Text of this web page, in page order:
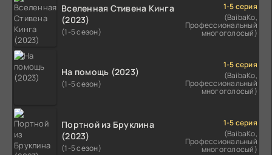
Вселенная Стивена Кинга
(2023)
(1-5 сезон)
1-5 серия
(BaibaKo,
Профессиональный
многоголосый)
На помощь (2023)
(1-5 сезон)
1-5 серия
(BaibaKo,
Профессиональный
многоголосый)
Портной из Бруклина
(2023)
(1-5 сезон)
1-5 серия
(BaibaKo,
Профессиональный
многоголосый)